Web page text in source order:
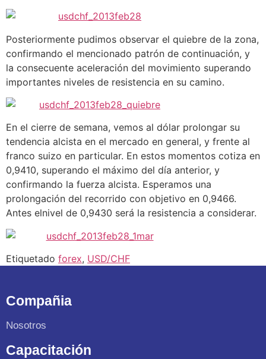
Posteriormente pudimos observar el quiebre de la zona,
confirmando el mencionado patrón de continuación, y
la consecuente aceleración del movimiento superando
importantes niveles de resistencia en su camino.
En el cierre de semana, vemos al dólar prolongar su
tendencia alcista en el mercado en general, y frente al
franco suizo en particular. En estos momentos cotiza en
0,9410, superando el máximo del día anterior, y
confirmando la fuerza alcista. Esperamos una
prolongación del recorrido con objetivo en 0,9466.
Antes elnivel de 0,9430 será la resistencia a considerar.
Etiquetado forex, USD/CHF
Compañia
Nosotros
Capacitación